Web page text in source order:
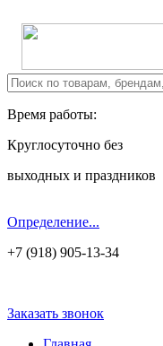
Время работы:
Круглосуточно без
выходных и праздников
Определение...
+7 (918) 905-13-34
Заказать звонок